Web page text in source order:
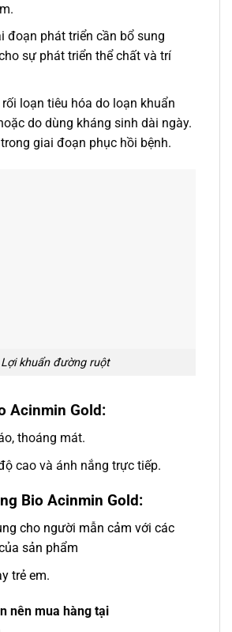
đoạn phát triển cần bổ sung
sự phát triển thể chất và trí
loạn tiêu hóa do loạn khuẩn
do dùng kháng sinh dài ngày.
giai đoạn phục hồi bệnh.
Lợi khuẩn đường ruột
Acinmin Gold:
thoáng mát.
cao và ánh nắng trực tiếp.
Bio Acinmin Gold:
cho người mẫn cảm với các
sản phẩm
trẻ em.
nên mua hàng tại